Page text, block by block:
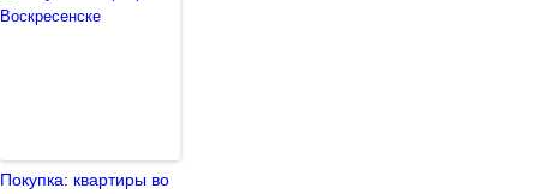
Покупка: квартиры во